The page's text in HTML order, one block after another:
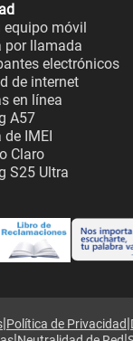
equipo móvil
por llamada
electrónicos
de internet
en línea
A57
de IMEI
Claro
S25 Ultra
|Política de Privacidad|